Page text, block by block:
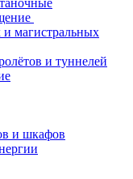
магистральных
и туннелей
и шкафов